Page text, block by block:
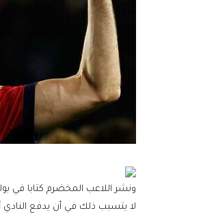
ونشر اللاعب المخضرم كتابا في
لا يتسبب ذلك في أن يدفع النادي